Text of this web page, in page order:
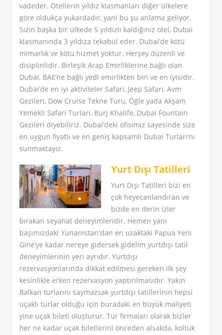
vadeder. Otellerin yıldız klasmanları diğer ülkelere
göre oldukça yukardadır, yani bu şu anlama geliyor.
Sizin başka bir ülkede 5 yıldızlı kaldığınız otel, Dubai
klasmanında 3 yıldıza tekabül eder. Dubai’de kötü
mimarlık ve kötü hizmet yoktur. Herşey düzenli ve
disiplinlidir. Birleşik Arap Emirliklerine bağlı olan
Dubai, BAE’ne bağlı yedi emirlikten biri ve en iyisidir.
Dubai’de en iyi aktiviteler Safari, Jeep Safari, Avm
Gezileri, Dow Cruise Tekne Turu, Öğle yada Akşam
Yemekli Safari Turları, Burj Khalife, Dubai Fountain
Gezileri diyebiliriz. Dubai’deki ofisimiz sayesinde size
en uygun fiyatlı ve en geniş kapsamlı Dubai Turları’nı
sunmaktayız.
Yurt Dışı Tatilleri
Yurt Dışı Tatilleri bizi en
çok heyecanlandıran ve
bizde en derin izler
bırakan seyahat deneyimleridir. Hemen yanı
başımızdaki Yunanistan'dan en uzaktaki Papua Yeni
Gine’ye kadar nereye gidersek gidelim yurtdışı tatil
deneyimlerinin yeri ayrıdır. Yurtdışı
rezervasyonlarında dikkat edilmesi gereken ilk şey
kesinlikle erken rezervasyon yaptırılmasıdır. Yakın
Balkan turlarını saymazsak yurtdışı tatillerinin hepsi
uçaklı turlar olduğu için buradaki en büyük maliyeti
yine uçak bileti oluşturur. Tur firmaları olarak bizler
her ne kadar uçak biletlerini önceden alsakda, koltuk